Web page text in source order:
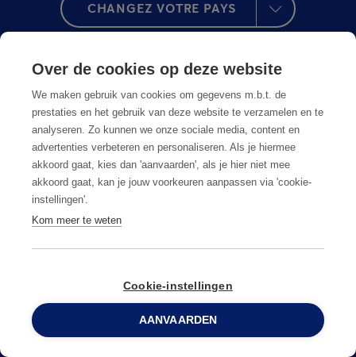
CHANGEZ VOTRE PAYS
Anticimex dans votre région
Postes vacants
Foire aux questions
0800 96 900
Over de cookies op deze website
We maken gebruik van cookies om gegevens m.b.t. de
prestaties en het gebruik van deze website te verzamelen en te
analyseren. Zo kunnen we onze sociale media, content en
advertenties verbeteren en personaliseren. Als je hiermee
akkoord gaat, kies dan 'aanvaarden', als je hier niet mee
akkoord gaat, kan je jouw voorkeuren aanpassen via 'cookie-
instellingen'.
Kom meer te weten
Cookie-instellingen
AANVAARDEN